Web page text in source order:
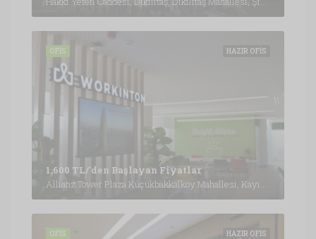
HAZIR OFIS
OFIS
1,600 TL/'den Başlayan Fiyatlar
Allianz Tower Plaza Küçükbakkalköy Mahallesi, Kayışdağı Cd. No: 1 Kat: 5-6, 34752 Ataşehir/İstanbul, İstanbul
HAZIR OFIS
OFIS